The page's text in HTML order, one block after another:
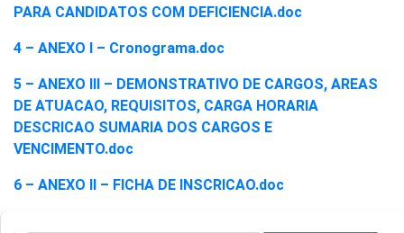
PARA CANDIDATOS COM DEFICIENCIA.doc
4 – ANEXO I – Cronograma.doc
5 – ANEXO III – DEMONSTRATIVO DE CARGOS, AREAS
DE ATUACAO, REQUISITOS, CARGA HORARIA
DESCRICAO SUMARIA DOS CARGOS E
VENCIMENTO.doc
6 – ANEXO II – FICHA DE INSCRICAO.doc